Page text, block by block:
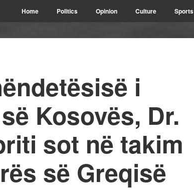
Home Politics Opinion Culture Sports
i
Kosovës, Dr.
sot në takim
së Greqisë